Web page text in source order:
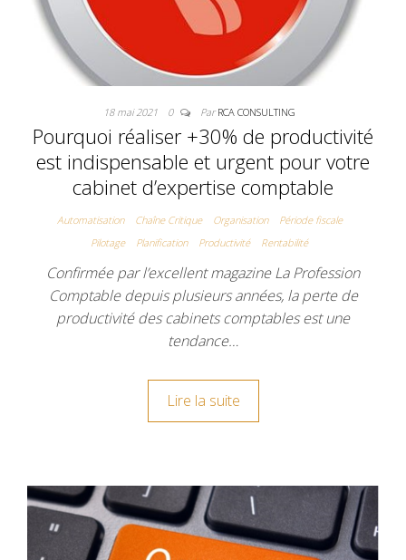
18 mai 2021 0 ParRCA CONSULTING
Pourquoi réaliser +30% de productivité
est indispensable et urgent pour votre
cabinet d’expertise comptable
Automatisation Chaîne Critique Organisation
Période fiscale
Pilotage
Planification Productivité Rentabilité
Confirmée par l’excellent magazine La Profession
Comptable depuis plusieurs années, la perte de
productivité des cabinets comptables est une
tendance…
Lire la suite